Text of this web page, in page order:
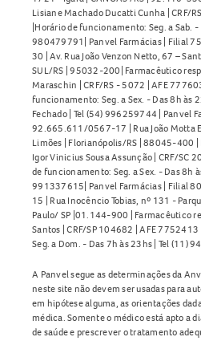
Lisiane Machado Ducatti Cunha | CRF/
|Horário de funcionamento: Seg. a Sab.
980479791| Panvel Farmácias | Filial
30 | Av. Rua João Venzon Netto, 67 –
SUL/RS | 95032-200| Farmacêutico
Maraschin | CRF/RS - 5072 | AFE
funcionamento: Seg. a Sex. - Das 8h às
Fechado | Tel (54) 996259744 | Panvel
92.665.611/0567-17 | Rua João Motta
Limões | Florianópolis/RS | 88045-400 |
Igor Vinicius Sousa Assunção | CRF/SC
de funcionamento: Seg. a Sex. - Das 8h
991337615| Panvel Farmácias | Filial
15 | Rua Inocêncio Tobias, nº 131 -
Paulo/ SP |01.144-900 | Farmacêutico
Santos | CRF/SP 104682 | AFE
Seg. a Dom. - Das 7h às 23hs | Tel (11)
A Panvel segue as determinações da
neste site não devem ser usadas para
em hipótese alguma, as orientações
médica. Somente o médico está apto a
de saúde e prescrever o tratamento